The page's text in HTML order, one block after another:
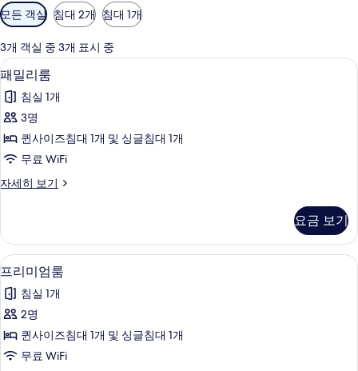
객
실
에
사
용
가
능
한
터
모든 객실 침대 2개 침대 1개
3개 객실 중 3개 표시 중
패
밀
리
룸
사
모
보
기
6
패밀리룸
침실 1개
3명
퀸사이즈침대 1개 및 싱글침대 1개
무료 WiFi
자세히 보기
패
자
세
히
기
요금 보기
프
리
미
엄
룸
6
프리미엄룸
침실 1개
2명
퀸사이즈침대 1개 및 싱글침대 1개
무료 WiFi